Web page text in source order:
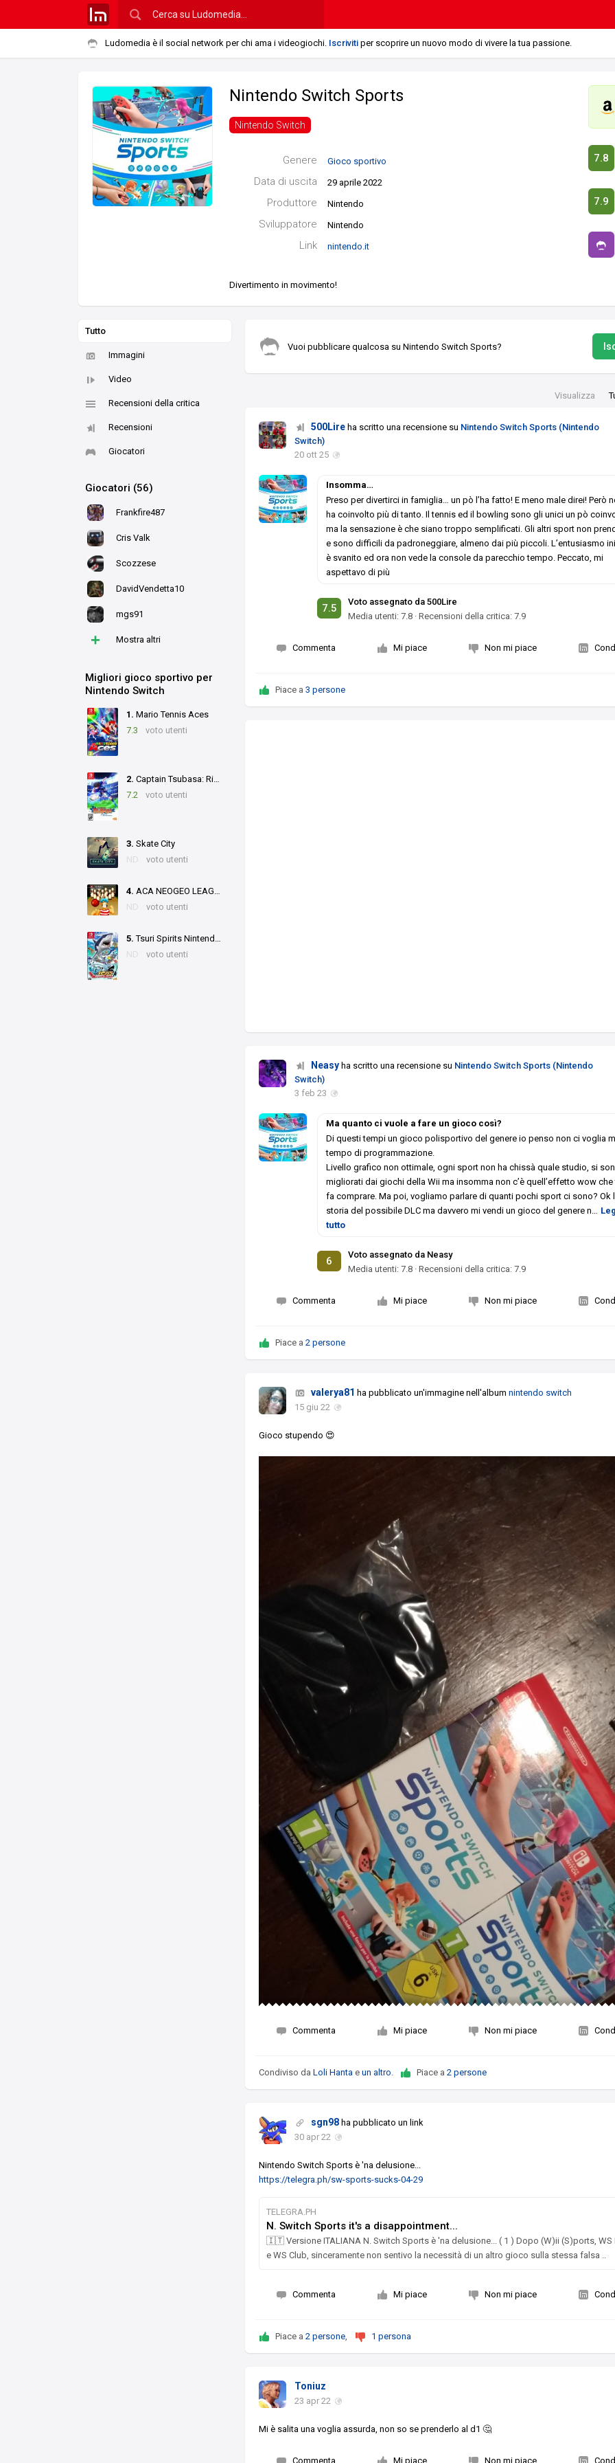
Ludomedia è il social network per chi ama i videogiochi. Iscriviti per scoprire un nuovo modo di vivere la tua passione.
Nintendo Switch Sports
Nintendo Switch
Genere Gioco sportivo
Data di uscita 29 aprile 2022
Produttore Nintendo
Sviluppatore Nintendo
Link nintendo.it
7.8
7.9
Divertimento in movimento!
Tutto
Immagini
Video
Recensioni della critica
Recensioni
Giocatori
Giocatori (56)
Frankfire487
Cris Valk
Scozzese
DavidVendetta10
mgs91
+ Mostra altri
Migliori gioco sportivo per
Nintendo Switch
1. Mario Tennis Aces
7.3
voto utenti
2. Captain Tsubasa: Rise of New Champions
7.2
voto utenti
3. Skate City
ND
voto utenti
4. ACA NEOGEO LEAGUE BOWLING
ND
voto utenti
5. Tsuri Spirits Nintendo Switch Version
ND
voto utenti
Vuoi pubblicare qualcosa su Nintendo Switch Sports?
Visualizza
500Lire ha scritto una recensione su Nintendo Switch Sports (Nintendo
Switch)
20 ott 25
Insomma…
Preso per divertirci in famiglia… un pò l’ha fatto! E meno male direi! Però
ha coinvolto più di tanto. Il tennis ed il bowling sono gli unici un pò
ma la sensazione è che siano troppo semplificati. Gli altri sport non
e sono difficili da padroneggiare, almeno dai più piccoli. L’entusiasmo
è svanito ed ora non vede la console da parecchio tempo. Peccato, mi
aspettavo di più
7.5
Voto assegnato da 500Lire
Media utenti:7.8 ·Recensioni della critica: 7.9
Commenta Mi piace Non mi piace
Piace a3 persone
Neasy ha scritto una recensione su Nintendo Switch Sports (Nintendo
Switch)
3 feb 23
Ma quanto ci vuole a fare un gioco così?
Di questi tempi un gioco polisportivo del genere io penso non ci voglia
tempo di programmazione.
Livello grafico non ottimale, ogni sport non ha chissà quale studio, si
migliorati dai giochi della Wii ma insomma non c’è quell’effetto wow che
fa comprare. Ma poi, vogliamo parlare di quanti pochi sport ci sono? Ok
storia del possibile DLC ma davvero mi vendi un gioco del genere n…
tutto
6
Voto assegnato da Neasy
Media utenti:7.8 ·Recensioni della critica: 7.9
Commenta Mi piace Non mi piace
Piace a2 persone
valerya81 ha pubblicato un'immagine nell'albumnintendo switch
15 giu 22
Gioco stupendo 😍
Commenta Mi piace Non mi piace
Condiviso daLoli Hanta eun altro. Piace a2 persone
sgn98 ha pubblicato un link
30 apr 22
Nintendo Switch Sports è 'na delusione...
https://telegra.ph/sw-sports-sucks-04-29
TELEGRA.PH
N. Switch Sports it's a disappointment...
🇮🇹 Versione ITALIANA N. Switch Sports è 'na delusione... ( 1 ) Dopo (W)ii (S)ports, WS
e WS Club, sinceramente non sentivo la necessità di un altro gioco sulla stessa falsa ..
Commenta Mi piace Non mi piace
Piace a2 persone, 1 persona
Toniuz
23 apr 22
Mi è salita una voglia assurda, non so se prenderlo al d1 🤔
Commenta Mi piace Non mi piace